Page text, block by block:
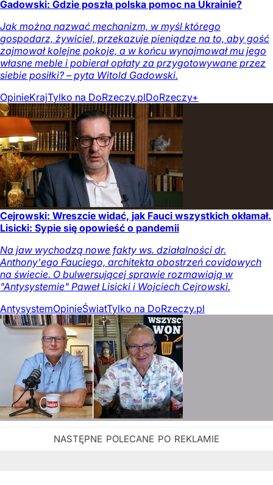
Gadowski: Gdzie poszła polska pomoc na Ukrainie?
Jak można nazwać mechanizm, w myśl którego
gospodarz, żywiciel, przekazuje pieniądze na to, aby gość
zajmował kolejne pokoje, a w końcu wynajmował mu jego
własne meble i pobierał opłaty za przygotowywane przez
siebie posiłki? – pyta Witold Gadowski.
OpinieKrajTylko na DoRzeczy.plDoRzeczy+
Cejrowski: Wreszcie widać, jak Fauci wszystkich okłamał.
Lisicki: Sypie się opowieść o pandemii
Na jaw wychodzą nowe fakty ws. działalności dr.
Anthony'ego Fauciego, architekta obostrzeń covidowych
na świecie. O bulwersującej sprawie rozmawiają w
"Antysystemie" Paweł Lisicki i Wojciech Cejrowski.
AntysystemOpinieŚwiatTylko na DoRzeczy.pl